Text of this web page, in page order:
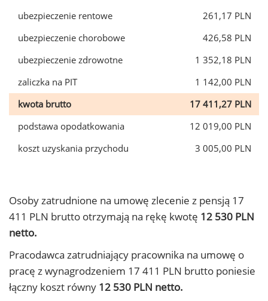
ubezpieczenie rentowe
261,17 PLN
ubezpieczenie chorobowe
426,58 PLN
ubezpieczenie zdrowotne
1 352,18 PLN
zaliczka na PIT
1 142,00 PLN
kwota brutto
17 411,27 PLN
podstawa opodatkowania
12 019,00 PLN
koszt uzyskania przychodu
3 005,00 PLN
Osoby zatrudnione na umowę zlecenie z pensją 17
411 PLN brutto otrzymają na rękę kwotę 12 530 PLN
netto.
Pracodawca zatrudniający pracownika na umowę o
pracę z wynagrodzeniem 17 411 PLN brutto poniesie
łączny koszt równy 12 530 PLN netto.